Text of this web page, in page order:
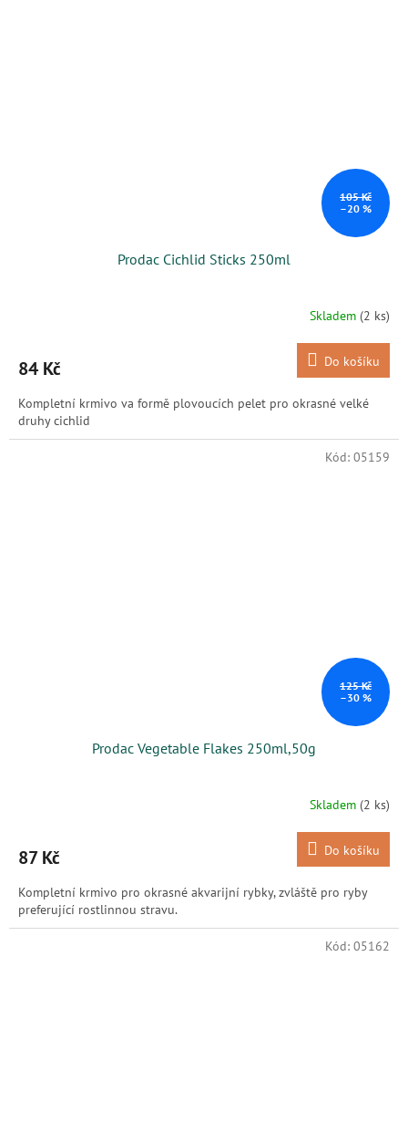
105 Kč
–20 %
Prodac Cichlid Sticks 250ml
Skladem (2 ks)
84 Kč Do košíku
Kompletní krmivo va formě plovoucích pelet pro okrasné velké
druhy cichlid
125 Kč
–30 %
Prodac Vegetable Flakes 250ml,50g
Skladem (2 ks)
87 Kč Do košíku
Kompletní krmivo pro okrasné akvarijní rybky, zvláště pro ryby
preferující rostlinnou stravu.
Kód: 05159
Kód: 05162